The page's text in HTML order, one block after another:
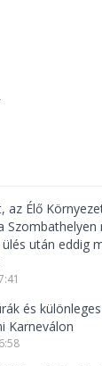
az Élő
után eddig
és
Karneválon